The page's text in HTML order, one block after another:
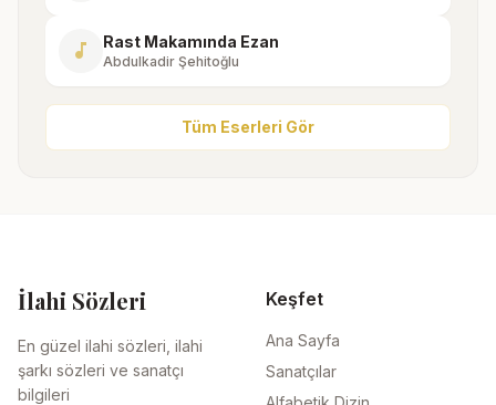
music_note Rast Makamında Ezan
Abdulkadir Şehitoğlu
Tüm Eserleri Gör
İlahi Sözleri
En güzel ilahi sözleri, ilahi
şarkı sözleri ve sanatçı
bilgileri
Keşfet
Ana Sayfa
Sanatçılar